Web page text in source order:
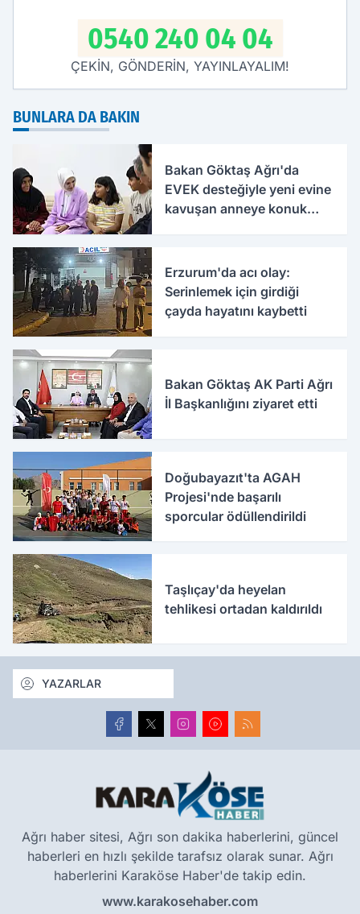
0540 240 04 04
ÇEKİN, GÖNDERİN, YAYINLAYALIM!
BUNLARA DA BAKIN
Bakan Göktaş Ağrı'da
EVEK desteğiyle yeni evine
kavuşan anneye konuk
Erzurum'da acı olay:
Serinlemek için girdiği
çayda hayatını kaybetti
Bakan Göktaş AK Parti Ağrı
İl Başkanlığını ziyaret etti
Doğubayazıt'ta AGAH
Projesi'nde başarılı
sporcular ödüllendirildi
Taşlıçay'da heyelan
tehlikesi ortadan kaldırıldı
YAZARLAR
Ağrı haber sitesi, Ağrı son dakika haberlerini, güncel
haberleri en hızlı şekilde tarafsız olarak sunar. Ağrı
haberlerini Karaköse Haber'de takip edin.
www.karakosehaber.com